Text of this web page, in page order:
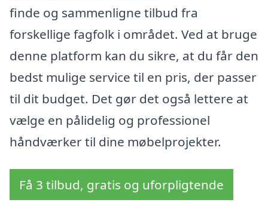
finde og sammenligne tilbud fra
forskellige fagfolk i området. Ved at bruge
denne platform kan du sikre, at du får den
bedst mulige service til en pris, der passer
til dit budget. Det gør det også lettere at
vælge en pålidelig og professionel
håndværker til dine møbelprojekter.
Få 3 tilbud, gratis og uforpligtende